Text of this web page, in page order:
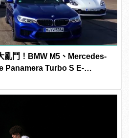
亂鬥！BMW M5、Mercedes-
Panamera Turbo S E-
「0-300km/h」加速對決